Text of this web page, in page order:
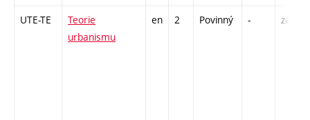
UTE-TE
Teorie
urbanismu
en 2 Povinný - zá,zk